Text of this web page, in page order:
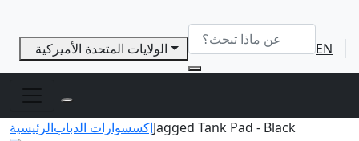
EN
الرئيسيةإكسسوارات الدبابJagged Tank Pad - Black